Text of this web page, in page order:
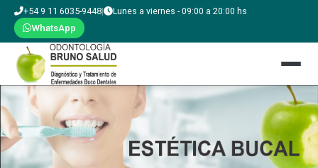
+54 9 11 6035-9448| Lunes a viernes - 09:00 a 20:00 hs
WhatsApp